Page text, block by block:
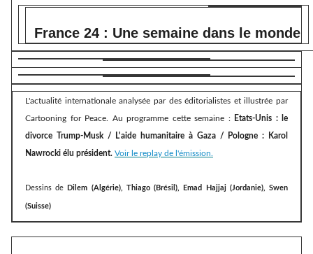
France 24 : Une semaine dans le monde
L'actualité internationale analysée par des éditorialistes et illustrée par
Cartooning for Peace. Au programme cette semaine :Etats-Unis : le
divorce Trump-Musk / L'aide humanitaire à Gaza / Pologne : Karol
Nawrocki élu président. Voir le replay de l'émission.
Dessins de Dilem (Algérie), Thiago (Brésil), Emad Hajjaj (Jordanie), Swen
(Suisse)